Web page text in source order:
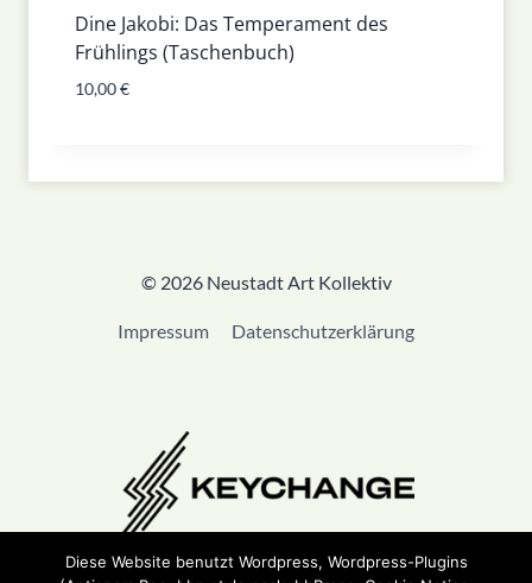
Dine Jakobi: Das Temperament des
Frühlings (Taschenbuch)
10,00€
© 2026 Neustadt Art Kollektiv
Impressum Datenschutzerklärung
Diese Website benutzt Wordpress, Wordpress-Plugins